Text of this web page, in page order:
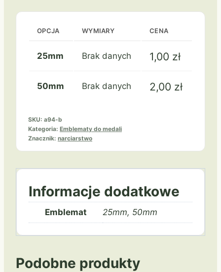
b
biegowe
OPCJA WYMIARY CENA
25mm Brak danych 1,00 zł
50mm Brak danych 2,00 zł
SKU: a94-b
Kategoria: Emblematy do medali
Znacznik: narciarstwo
Informacje dodatkowe
Emblemat 25mm, 50mm
Podobne produkty